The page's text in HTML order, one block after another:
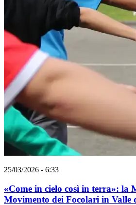
25/03/2026 - 6:33
«Come in cielo così in terra»: la
Movimento dei Focolari in Valle